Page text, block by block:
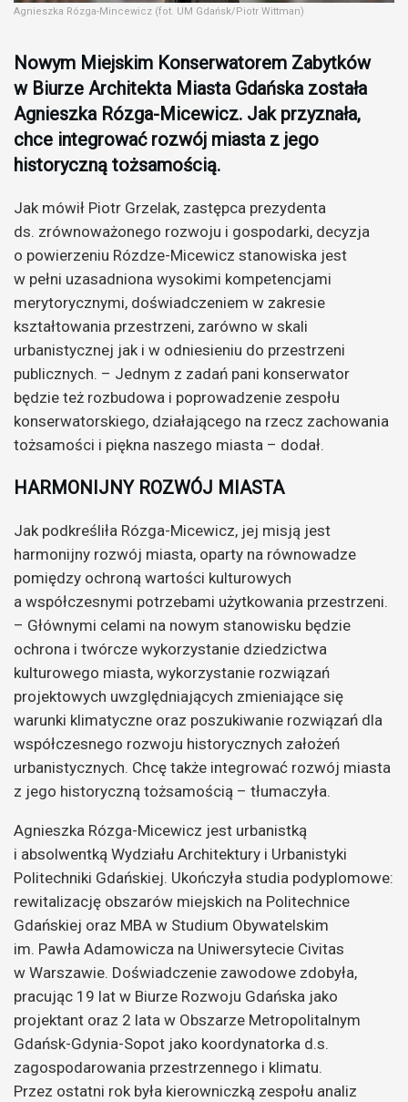
Agnieszka Rózga-Mincewicz (fot. UM Gdańsk/Piotr Wittman)
Nowym Miejskim Konserwatorem Zabytków
w Biurze Architekta Miasta Gdańska została
Agnieszka Rózga-Micewicz. Jak przyznała,
chce integrować rozwój miasta z jego
historyczną tożsamością.
Jak mówił Piotr Grzelak, zastępca prezydenta
ds. zrównoważonego rozwoju i gospodarki, decyzja
o powierzeniu Rózdze-Micewicz stanowiska jest
w pełni uzasadniona wysokimi kompetencjami
merytorycznymi, doświadczeniem w zakresie
kształtowania przestrzeni, zarówno w skali
urbanistycznej jak i w odniesieniu do przestrzeni
publicznych. – Jednym z zadań pani konserwator
będzie też rozbudowa i poprowadzenie zespołu
konserwatorskiego, działającego na rzecz zachowania
tożsamości i piękna naszego miasta – dodał.
HARMONIJNY ROZWÓJ MIASTA
Jak podkreśliła Rózga-Micewicz, jej misją jest
harmonijny rozwój miasta, oparty na równowadze
pomiędzy ochroną wartości kulturowych
a współczesnymi potrzebami użytkowania przestrzeni.
– Głównymi celami na nowym stanowisku będzie
ochrona i twórcze wykorzystanie dziedzictwa
kulturowego miasta, wykorzystanie rozwiązań
projektowych uwzględniających zmieniające się
warunki klimatyczne oraz poszukiwanie rozwiązań dla
współczesnego rozwoju historycznych założeń
urbanistycznych. Chcę także integrować rozwój miasta
z jego historyczną tożsamością – tłumaczyła.
Agnieszka Rózga-Micewicz jest urbanistką
i absolwentką Wydziału Architektury i Urbanistyki
Politechniki Gdańskiej. Ukończyła studia podyplomowe:
rewitalizację obszarów miejskich na Politechnice
Gdańskiej oraz MBA w Studium Obywatelskim
im. Pawła Adamowicza na Uniwersytecie Civitas
w Warszawie. Doświadczenie zawodowe zdobyła,
pracując 19 lat w Biurze Rozwoju Gdańska jako
projektant oraz 2 lata w Obszarze Metropolitalnym
Gdańsk-Gdynia-Sopot jako koordynatorka d.s.
zagospodarowania przestrzennego i klimatu.
Przez ostatni rok była kierowniczką zespołu analiz